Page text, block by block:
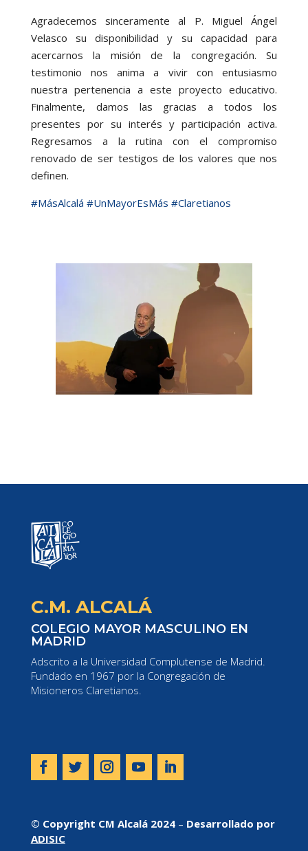
Agradecemos sinceramente al P. Miguel Ángel
Velasco su disponibilidad y su capacidad para
acercarnos la misión de la congregación. Su
testimonio nos anima a vivir con entusiasmo
nuestra pertenencia a este proyecto educativo.
Finalmente, damos las gracias a todos los
presentes por su interés y participación activa.
Regresamos a la rutina con el compromiso
renovado de ser testigos de los valores que nos
definen.
#MásAlcalá #UnMayorEsMás #Claretianos
C.M. ALCALÁ
COLEGIO MAYOR MASCULINO EN
MADRID
Adscrito a la Universidad Complutense de Madrid.
Fundado en 1967 por la Congregación de
Misioneros Claretianos.
© Copyright CM Alcalá 2024– Desarrollado por
ADISIC